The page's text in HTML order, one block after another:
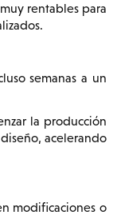
rentables para
semanas a un
la producción
acelerando
modificaciones o